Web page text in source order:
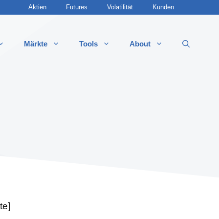
Aktien Futures Volatilität Kunden
Strangle
Märkte Tools About